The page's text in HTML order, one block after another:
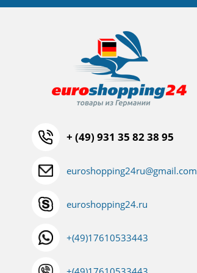
+ (49) 931 35 82 38 95
euroshopping24ru@gmail.com
euroshopping24.ru
+(49)17610533443